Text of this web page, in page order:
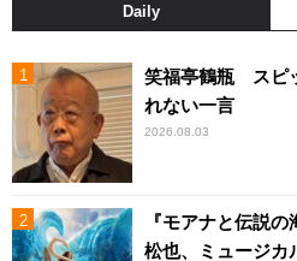
Daily
笑福亭鶴瓶 スピ
れない一言
2026.08.03
『モアナと伝説
松也、ミュージカ